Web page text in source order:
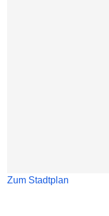
Zum Stadtplan